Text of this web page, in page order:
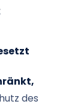
des